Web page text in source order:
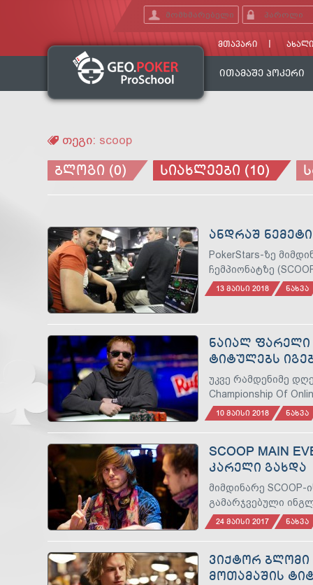
ᲛᲗᲐᲕᲐᲠᲘ
ᲘᲗᲐᲛᲐᲨᲔ ᲞᲝᲙᲔᲠᲘ
თეგი: scoop
ᲑᲚᲝᲒᲘ (0) ᲡᲘᲐᲮᲚᲔᲔᲑᲘ (10)
ᲐᲜᲓᲠᲐᲨ
PokerStars-ზე
ჩემპიონატზე
13 ᲛᲐᲘᲡᲘ 2018 ᲜᲐᲮᲕᲐ
ᲜᲐᲘᲐᲚ ᲤᲐᲠᲔᲚᲘ
ᲢᲘᲢᲣᲚᲔᲑᲡ
უკვე რამდენიმე
Championship Of
10 ᲛᲐᲘᲡᲘ 2018 ᲜᲐᲮᲕᲐ
SCOOP MAIN
ᲙᲐᲠᲔᲚᲘ ᲒᲐᲮᲓᲐ
მიმდინარე SCOOP-
გამარჯვებული
24 ᲛᲐᲘᲡᲘ 2017 ᲜᲐᲮᲕᲐ
ᲕᲘᲥᲢᲝᲠ ᲑᲚᲝᲛᲘ
ᲛᲝᲗᲐᲛᲐᲨᲘᲡ